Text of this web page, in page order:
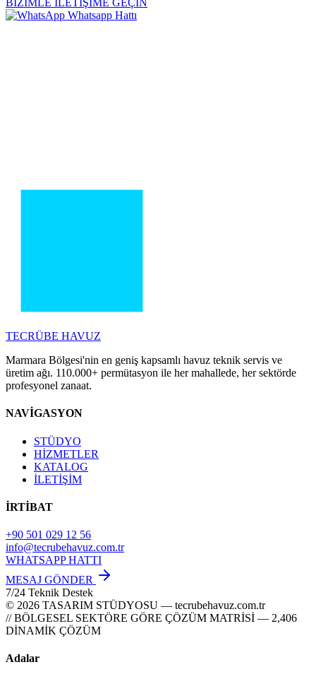
BİZİMLE İLETİŞİME GEÇİN
Whatsapp Hattı
TECRÜBE HAVUZ
Marmara Bölgesi'nin en geniş kapsamlı havuz teknik servis ve
üretim ağı. 110.000+ permütasyon ile her mahallede, her sektörde
profesyonel zanaat.
NAVİGASYON
STÜDYO
HİZMETLER
KATALOG
İLETİŞİM
İRTİBAT
+90 501 029 12 56
info@tecrubehavuz.com.tr
WHATSAPP HATTI
MESAJ GÖNDER
7/24 Teknik Destek
© 2026 TASARIM STÜDYOSU — tecrubehavuz.com.tr
// BÖLGESEL SEKTÖRE GÖRE ÇÖZÜM MATRİSİ — 2,406
DİNAMİK ÇÖZÜM
Adalar